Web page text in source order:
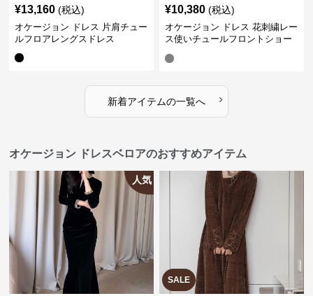
¥13,160 (税込)
オケージョン ドレス 片肩チュー
ルフロアレングスドレス
¥10,380 (税込)
オケージョン ドレス 花刺繍レー
ス使いチュールフロントショー
新着アイテムの一覧へ ›
オケージョン ドレスベロアのおすすめアイテム
人気
SALE